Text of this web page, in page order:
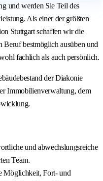
und werden Sie Teil des
Als einer der größten
Stuttgart schaffen wir die
bestmöglich ausüben und
fachlich als auch persönlich.
der Diakonie
Immobilienverwaltung, dem
und abwechslungsreiche
Team.
Möglichkeit, Fort- und